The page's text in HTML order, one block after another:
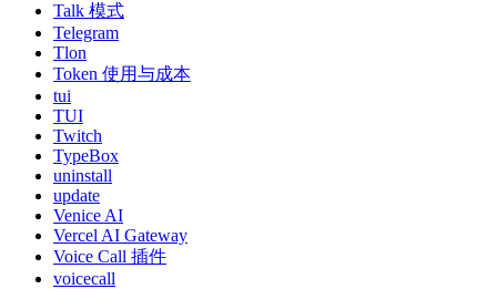
Talk 模式
Telegram
Tlon
Token 使用与成本
tui
TUI
Twitch
TypeBox
uninstall
update
Venice AI
Vercel AI Gateway
Voice Call 插件
voicecall